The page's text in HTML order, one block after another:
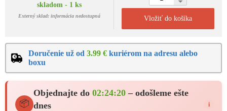
skladom - 1 ks
Externý sklad: informácia nedostupná Vložiť do košíka
Doručenie už od 3.99 € kuriérom na adresu alebo
boxu
📦
Objednajte do 02:24:20 – odošleme ešte
dnes
i